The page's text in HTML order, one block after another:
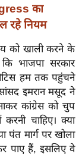
का
रहे नियम
को खाली करने के
कि भाजपा सरकार
हम तक पहुंचने
इमरान मसूद ने
कांग्रेस को चुप
चाहिए। क्या
पंत मार्ग पर खोला
पाए हैं, इसलिए वे